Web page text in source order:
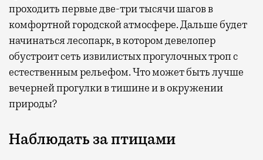
проходить первые две-три тысячи шагов в
комфортной городской атмосфере. Дальше будет
начинаться лесопарк, в котором девелопер
обустроит сеть извилистых прогулочных троп с
естественным рельефом. Что может быть лучше
вечерней прогулки в тишине и в окружении
природы?
Наблюдать за птицами